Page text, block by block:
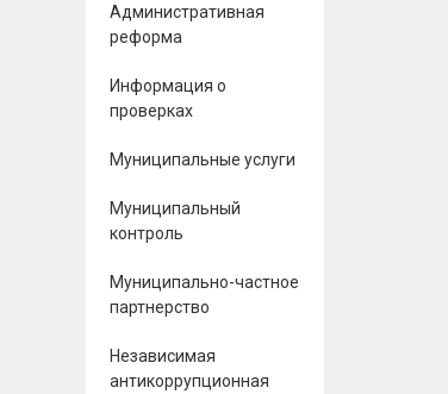
Административная
реформа
Информация о
проверках
Муниципальные услуги
Муниципальный
контроль
Муниципально-частное
партнерство
Независимая
антикоррупционная